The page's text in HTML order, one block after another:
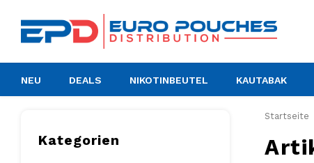
NEU DEALS NIKOTINBEUTEL KAUTABAK
Kategorien
Startseite